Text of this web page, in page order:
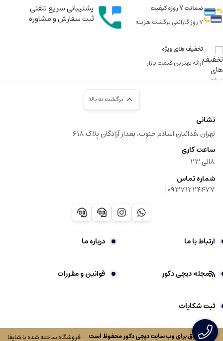
ضمانت 7 روزه کیفیت
7 روز گارانتی برگشت هزینه
پشتیبانی سریع تلفنی
ثبت سفارش و مشاوره
تخفیف های ویژه
ارائه بهترین قیمت بازار
برگشت به بالا
نشانی
تهران ،فدائیان اسلام جنوب، بعداز آزادگان پلاک 618
ساعت کاری
8الی 23
شماره تماس
09371224477
|
ارتباط با ما درباره ما
مجله دیجی دکور قوانین و مقررات
ثبت شکایات
کلیه حقوق برای وب سایتدیجی دکورمحفوظ است فروشگاه ساخته شده با شاپفا